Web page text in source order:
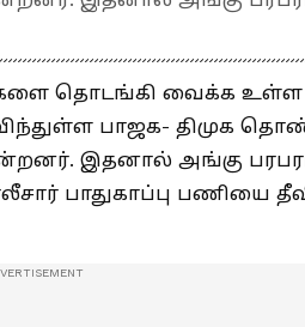
தொடங்கி வைக்க உள்ள
பாஜக- திமுக
இதனால் அங்கு
பாதுகாப்பு பணியை